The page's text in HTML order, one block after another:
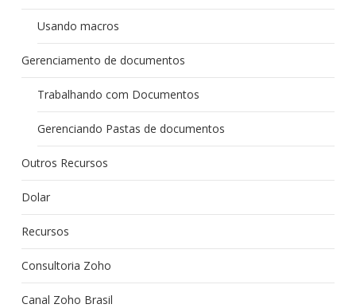
Usando macros
Gerenciamento de documentos
Trabalhando com Documentos
Gerenciando Pastas de documentos
Outros Recursos
Dolar
Recursos
Consultoria Zoho
Canal Zoho Brasil